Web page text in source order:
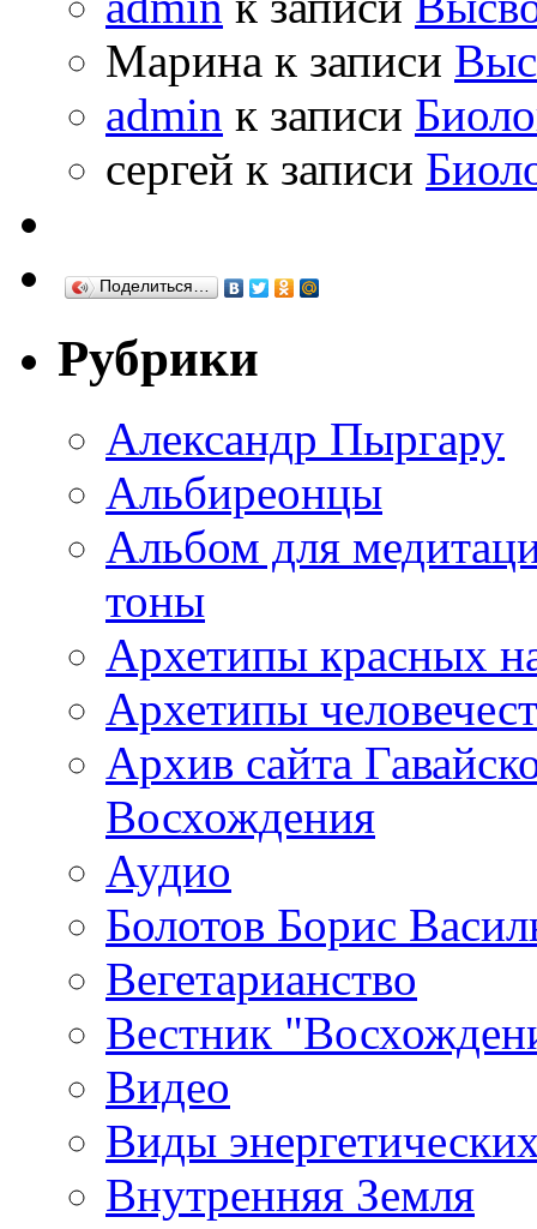
Марина к записи
admin к записи
сергей к записи
Поделиться…
Рубрики
Александр Пыргару
Альбиреонцы
Альбом для
тоны
Архетипы красных
Архетипы
Архив сайта
Восхождения
Аудио
Болотов Борис
Вегетарианство
Вестник
Видео
Виды
Внутренняя Земля